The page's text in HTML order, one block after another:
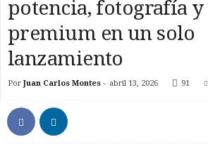
potencia, fotografía
premium en un solo
lanzamiento
Por Juan Carlos Montes - abril 13, 2026 91